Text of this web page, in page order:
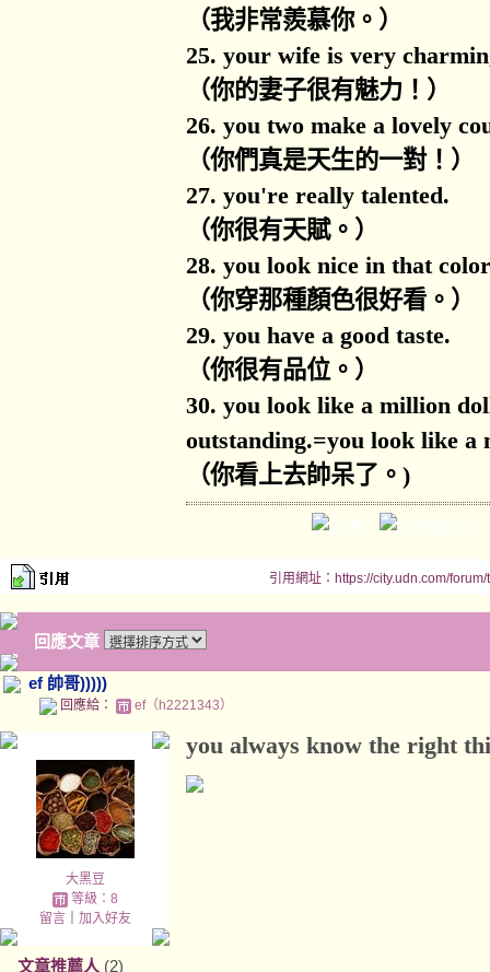
（我非常羨慕你。）
25. your wife is very
（你的妻子很有魅力！）
26. you two make a lovely
（你們真是天生的一對！）
27. you're really talented.
（你很有天賦。）
28. you look nice in that
（你穿那種顏色很好看。）
29. you have a good taste.
（你很有品位。）
30. you look like a million
outstanding.=you look like a
（你看上去帥呆了。 )
引用網址：https://city.udn.com/
回應文章
ef 帥哥)))))
回應給： ef（h2221343）
大黑豆
等級：8
留言｜ 加入好友
文章推薦人 (2)
you always know the right